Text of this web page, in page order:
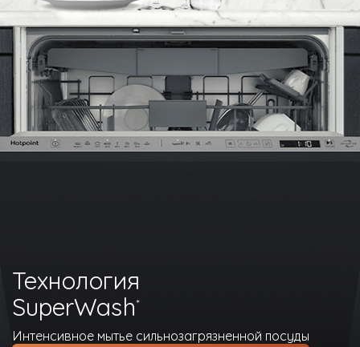
Варочные панели
Духовые шкафы
Кухонные плиты
Вытяжки
Микроволновые печи
Где купить
Журнал
Сервис
Технология
SuperWash*
Интенсивное мытье сильнозагрязненной посуды